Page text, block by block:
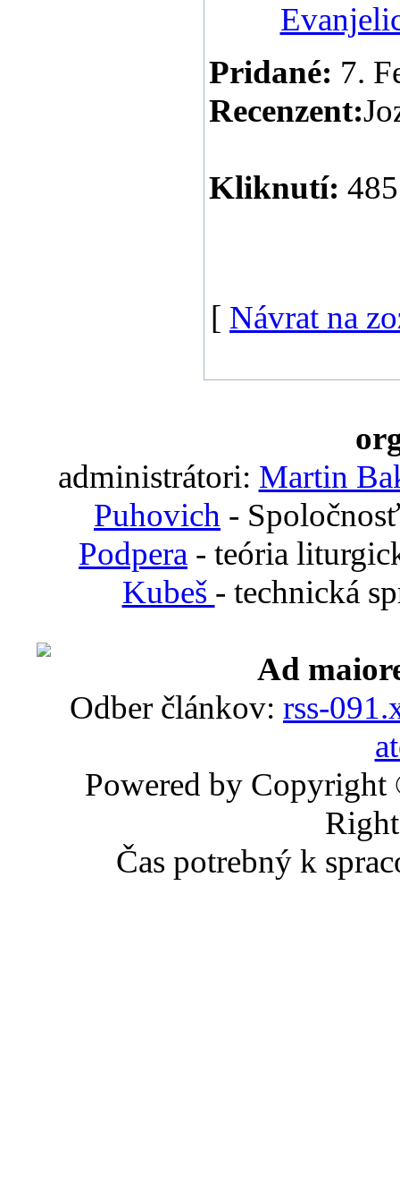
Pridané: 7.
Recenzent:
Kliknutí:
[ Návrat na
administrátori: Martin
Puhovich -
Podpera - teória
Kubeš - technická
Ad
Odber článkov: rss-
Powered by
Čas potrebný k